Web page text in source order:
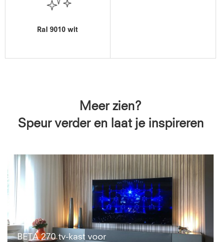
Ral 9010 wit
Meer zien?
Speur verder en laat je inspireren
BETA 270 tv-kast voor